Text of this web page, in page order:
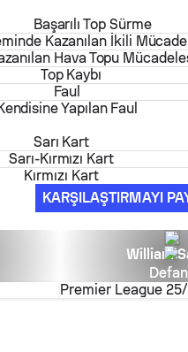
Başarılı Top Sürme
Kazanılan İkili
Hava Topu
Top Kaybı
Faul
Yapılan Faul
Sarı Kart
Sarı-Kırmızı Kart
Kırmızı Kart
KARŞILAŞTIRMAYI
William
Premier League